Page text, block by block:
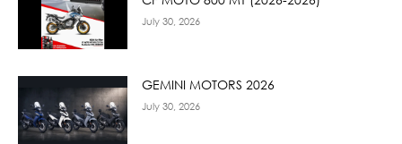
July 30, 2026
GEMINI MOTORS 2026
July 30, 2026